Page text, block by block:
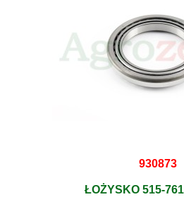
930873
ŁOŻYSKO 515-